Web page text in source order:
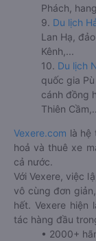
Phách,
9. Du lịch
Lan Hạ,
Kênh,...
10. Du lịch
quốc gia
cánh đồng
Thiên
Vexere.com là hệ
hoả và thuê xe
cả nước.
Với Vexere, việc
vô cùng đơn
hết. Vexere hiện
tác hàng đầu
• 2000+